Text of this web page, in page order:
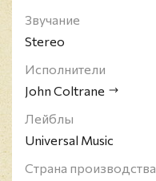
Звучание
Stereo
Исполнители
John Coltrane
Лейблы
Universal Music
Страна производства